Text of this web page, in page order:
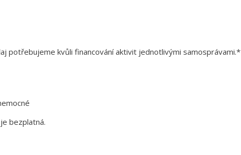
potřebujeme kvůli financování aktivit jednotlivými samosprávami.*
bezplatná.